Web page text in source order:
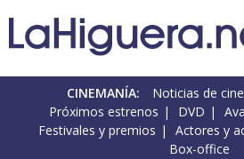
CINEMANÍA: Noticias de cine
Próximos estrenos
DVD
Festivales y premios
Actores y
Box-office